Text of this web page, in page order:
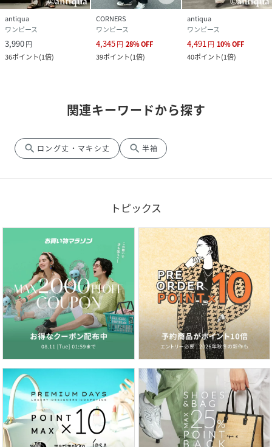
antiqua
ワンピース
3,990円
36ポイント(1倍)
CORNERS
ワンピース
4,345円 28%OFF
39ポイント(1倍)
antiqua
ワンピース
4,491 円 10%OFF
40ポイント(1倍)
関連キーワードから探す
search ロング丈・マキシ丈 search 半袖
トピックス